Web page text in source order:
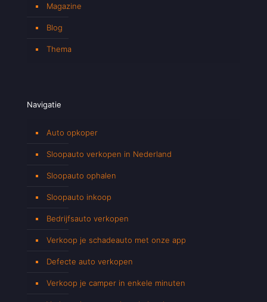
Magazine
Blog
Thema
Navigatie
Auto opkoper
Sloopauto verkopen in Nederland
Sloopauto ophalen
Sloopauto inkoop
Bedrijfsauto verkopen
Verkoop je schadeauto met onze app
Defecte auto verkopen
Verkoop je camper in enkele minuten